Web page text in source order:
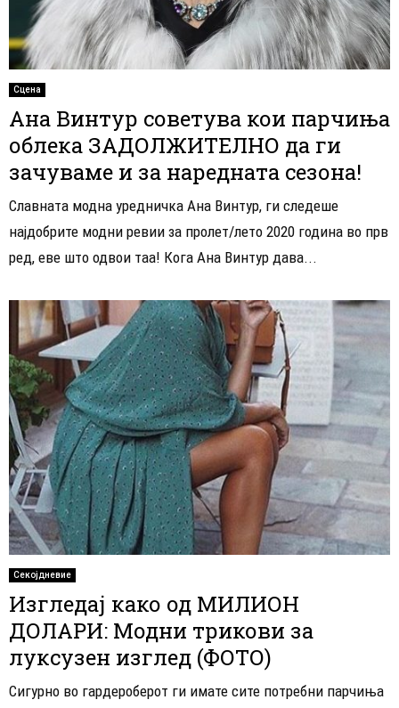
Сцена
Ана Винтур советува кои парчиња
облека ЗАДОЛЖИТЕЛНО да ги
зачуваме и за наредната сезона!
Славната модна уредничка Ана Винтур, ги следеше
најдобрите модни ревии за пролет/лето 2020 година во прв
ред, еве што одвои таа! Кога Ана Винтур дава...
Секојдневие
Изгледај како од МИЛИОН
ДОЛАРИ: Модни трикови за
луксузен изглед (ФОТО)
Сигурно во гардероберот ги имате сите потребни парчиња